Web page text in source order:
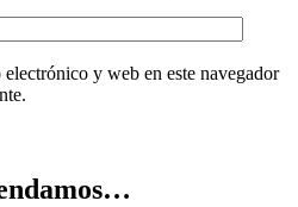
y web en este navegador